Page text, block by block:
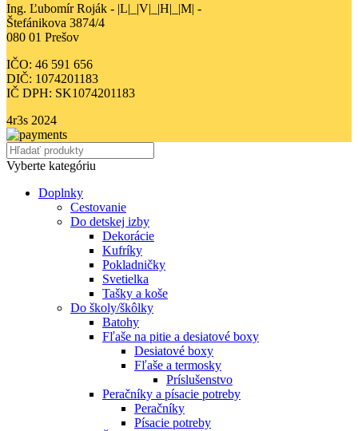
Ing. Ľubomír Roják - |L|_|V|_|H|_|M| -
Štefánikova 3874/4
080 01 Prešov
IČO: 46 591 656
DIČ: 1074201183
IČ DPH: SK1074201183
4r3s 2024
Vyberte kategóriu
Doplnky
Cestovanie
Do detskej izby
Dekorácie
Kufríky
Pokladničky
Svetielka
Tašky a koše
Do školy/škôlky
Batohy
Fľaše na pitie a desiatové boxy
Desiatové boxy
Fľaše a termosky
Príslušenstvo
Peračníky a písacie potreby
Peračníky
Písacie potreby